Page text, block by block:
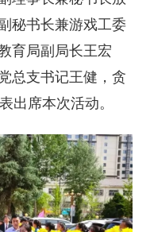
秘书长兼游戏工委
育局副局长王宏
总支书记王健，贪
出席本次活动。